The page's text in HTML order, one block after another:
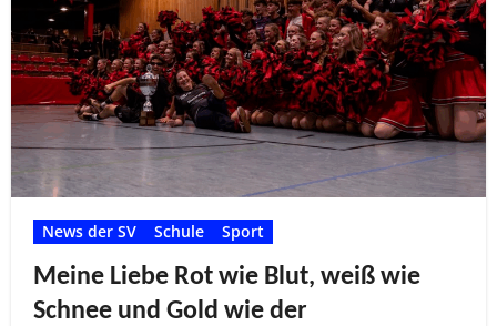
News der SV Schule Sport
Meine Liebe Rot wie Blut, weiß wie
Schnee und Gold wie der